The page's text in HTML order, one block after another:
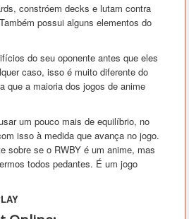
constróem decks e lutam contra
possui alguns elementos do
do seu oponente antes que eles
caso, isso é muito diferente do
que a maioria dos jogos de anime
um pouco mais de equilíbrio, no
isso à medida que avança no jogo.
sobre se o RWBY é um anime, mas
todos pedantes. É um jogo